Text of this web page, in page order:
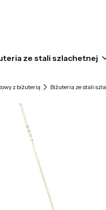
ze stali szlachetnej
z biżuterią Biżuteria ze stali